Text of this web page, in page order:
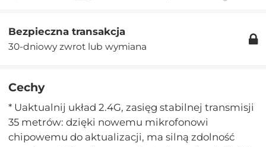
Bezpieczna transakcja
30-dniowy zwrot lub wymiana
Cechy
* Uaktualnij układ 2.4G, zasięg stabilnej transmisji
35 metrów: dzięki nowemu mikrofonowi
chipowemu do aktualizacji, ma silną zdolność